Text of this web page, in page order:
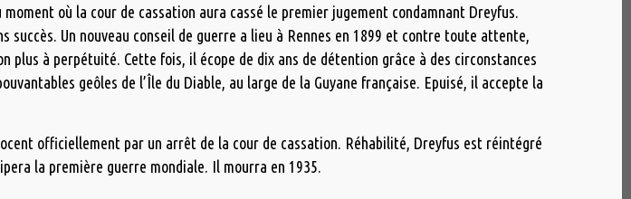
où la cour de cassation aura cassé le premier jugement condamnant Dreyfus.
succès. Un nouveau conseil de guerre a lieu à Rennes en 1899 et contre toute attente,
plus à perpétuité. Cette fois, il écope de dix ans de détention grâce à des circonstances
geôles de l’Île du Diable, au large de la Guyane française. Epuisé, il accepte la
officiellement par un arrêt de la cour de cassation. Réhabilité, Dreyfus est réintégré
la première guerre mondiale. Il mourra en 1935.